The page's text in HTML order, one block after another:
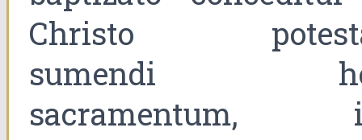
Christo
sumendi
sacramentum,